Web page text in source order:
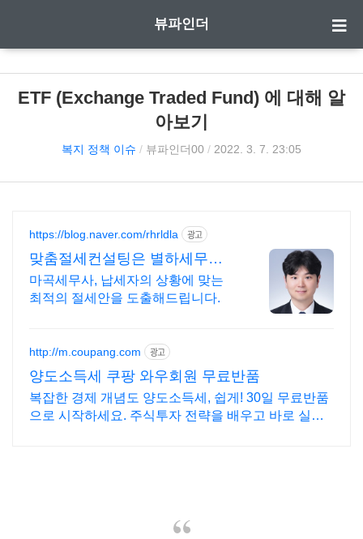
뷰파인더
ETF (Exchange Traded Fund) 에 대해 알
아보기
복지 정책 이슈 / 뷰파인더00 / 2022. 3. 7. 23:05
https://blog.naver.com/rhrldla 광고
맞춤절세컨설팅은 별하세무회
계
마곡세무사, 납세자의 상황에 맞는
최적의 절세안을 도출해드립니다.
http://m.coupang.com 광고
양도소득세 쿠팡 와우회원 무료반품
복잡한 경제 개념도 양도소득세, 쉽게! 30일 무료반품
으로 시작하세요. 주식투자 전략을 배우고 바로 실천!